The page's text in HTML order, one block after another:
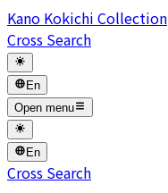
Kano Kokichi Collection
Cross Search
En
Open menu
En
Cross Search